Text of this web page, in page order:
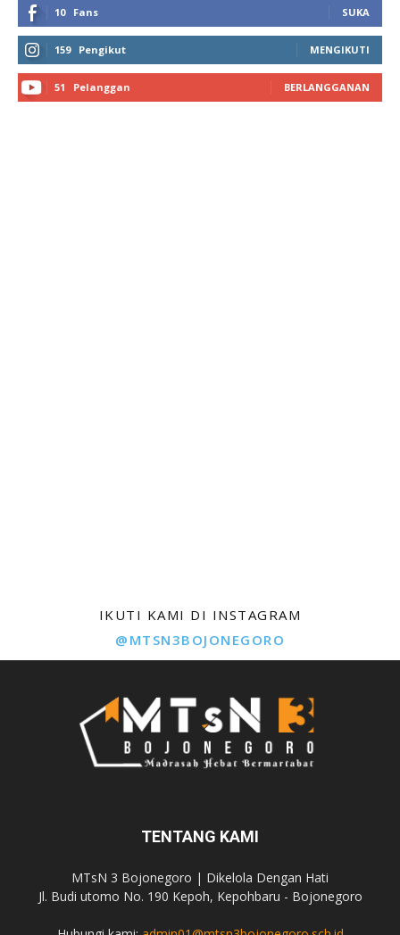
10 Fans SUKA
159 Pengikut MENGIKUTI
51 Pelanggan BERLANGGANAN
IKUTI KAMI DI INSTAGRAM
@MTSN3BOJONEGORO
TENTANG KAMI
MTsN 3 Bojonegoro | Dikelola Dengan Hati
Jl. Budi utomo No. 190 Kepoh, Kepohbaru - Bojonegoro